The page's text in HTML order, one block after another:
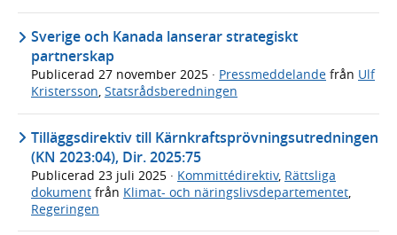
Sverige och Kanada lanserar strategiskt
partnerskap
Publicerad 27 november 2025 · Pressmeddelande från Ulf
Kristersson, Statsrådsberedningen
Tilläggsdirektiv till Kärnkraftsprövningsutredningen
(KN 2023:04), Dir. 2025:75
Publicerad 23 juli 2025 · Kommittédirektiv, Rättsliga
dokument från Klimat- och näringslivsdepartementet,
Regeringen